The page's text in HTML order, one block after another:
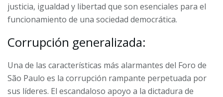
justicia, igualdad y libertad que son esenciales para el
funcionamiento de una sociedad democrática.
Corrupción generalizada:
Una de las características más alarmantes del Foro de
São Paulo es la corrupción rampante perpetuada por
sus líderes. El escandaloso apoyo a la dictadura de